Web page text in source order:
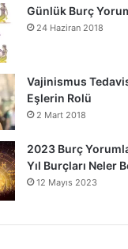
Günlük Burç
24 Haziran 2018
Vajinismus
Eşlerin Rolü
2 Mart 2018
2023 Burç
Yıl Burçları Neler
12 Mayıs 2023